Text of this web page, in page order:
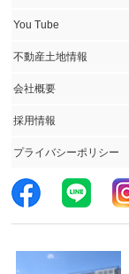
You Tube
不動産土地情報
会社概要
採用情報
プライバシーポリシー